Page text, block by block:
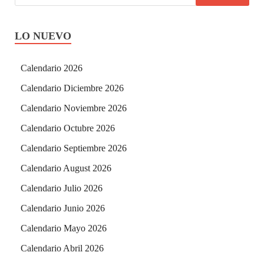
LO NUEVO
Calendario 2026
Calendario Diciembre 2026
Calendario Noviembre 2026
Calendario Octubre 2026
Calendario Septiembre 2026
Calendario August 2026
Calendario Julio 2026
Calendario Junio 2026
Calendario Mayo 2026
Calendario Abril 2026